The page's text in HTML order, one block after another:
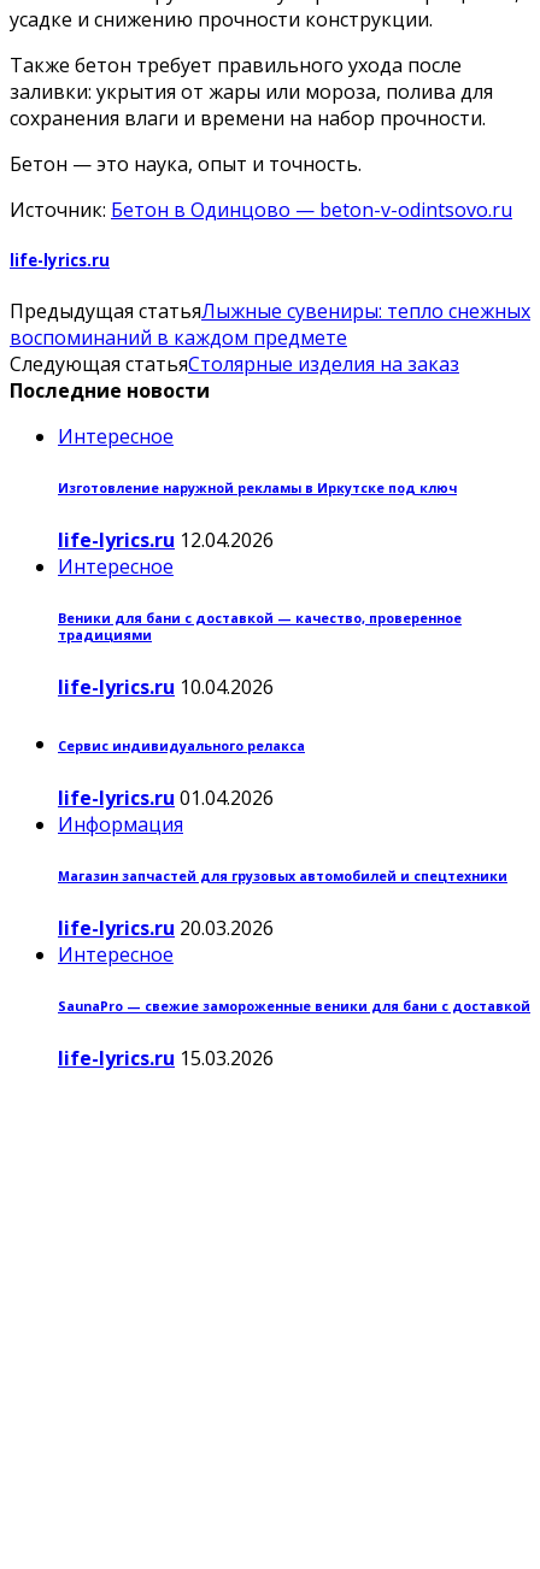
усадке и снижению прочности конструкции.
Также бетон требует правильного ухода после
заливки: укрытия от жары или мороза, полива для
сохранения влаги и времени на набор прочности.
Бетон — это наука, опыт и точность.
Источник: Бетон в Одинцово — beton-v-odintsovo.ru
life-lyrics.ru
Предыдущая статьяЛыжные сувениры: тепло снежных
воспоминаний в каждом предмете
Следующая статьяСтолярные изделия на заказ
Последние новости
Интересное
Изготовление наружной рекламы в Иркутске под ключ
life-lyrics.ru 12.04.2026
Интересное
Веники для бани с доставкой — качество, проверенное
традициями
life-lyrics.ru 10.04.2026
Сервис индивидуального релакса
life-lyrics.ru 01.04.2026
Информация
Магазин запчастей для грузовых автомобилей и спецтехники
life-lyrics.ru 20.03.2026
Интересное
SaunaPro — свежие замороженные веники для бани с доставкой
life-lyrics.ru 15.03.2026